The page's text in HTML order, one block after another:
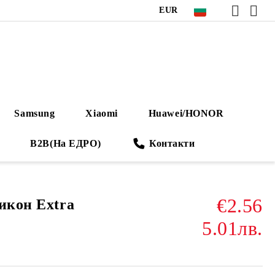
EUR
Samsung Xiaomi Huawei/HONOR
B2B(На ЕДРО) Контакти
Extra
€2.56
5.01лв.